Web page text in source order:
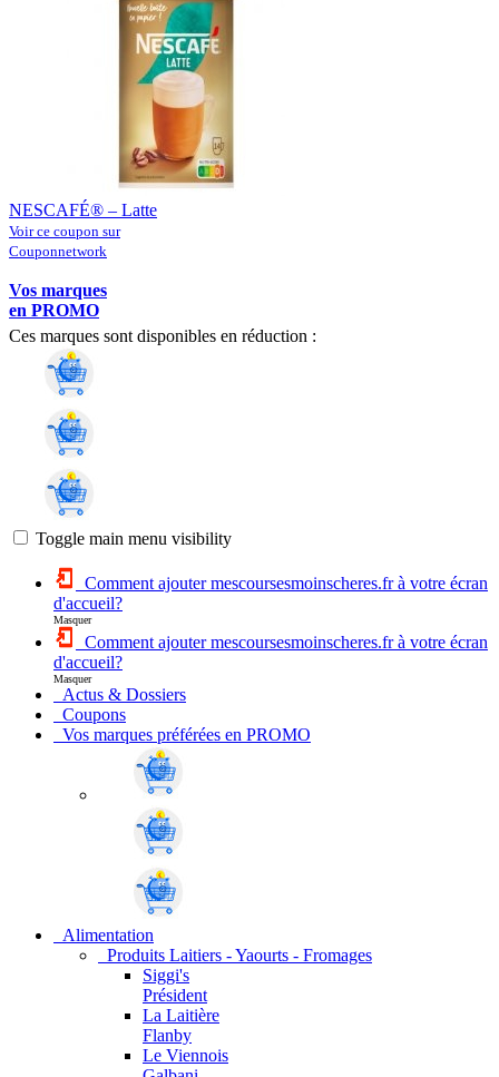
NESCAFÉ® – Latte
Voir ce coupon sur
Couponnetwork
Vos marques
en PROMO
Ces marques sont disponibles en réduction :
Toggle main menu visibility
Comment ajouter mescoursesmoinscheres.fr à votre écran
d'accueil?
Masquer
Comment ajouter mescoursesmoinscheres.fr à votre écran
d'accueil?
Masquer
Actus & Dossiers
Coupons
Vos marques préférées en PROMO
Alimentation
Produits Laitiers - Yaourts - Fromages
Siggi's
Président
La Laitière
Flanby
Le Viennois